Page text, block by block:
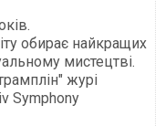
обирає найкращих
мистецтві.
журі
Symphony